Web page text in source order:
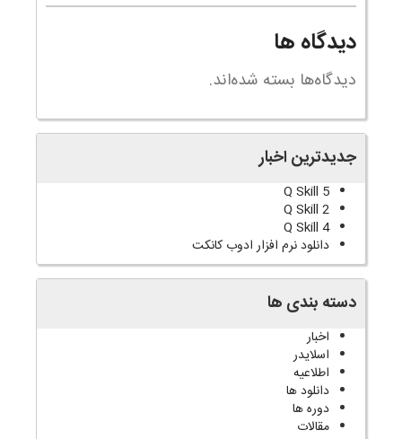
دیدگاه ها
دیدگاه‌ها بسته شده‌اند.
جدیدترین اخبار
Q Skill 5
Q Skill 2
Q Skill 4
دانلود نرم افزار ادوب کانکت
دسته بندی ها
اخبار
اسلایدر
اطلاعیه
دانلود ها
دوره ها
مقالات